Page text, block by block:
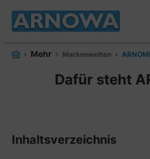
springen
Mehr Markenwelten
Dafür steht
Inhaltsverzeichnis